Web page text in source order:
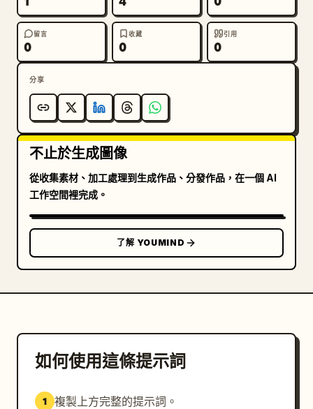
留言
0
收藏
0
引用
0
分享
不止於生成圖像
從收集素材、加工處理到生成作品、分發作品，在一個 AI
工作空間裡完成。
了解 YOUMIND
如何使用這條提示詞
1 複製上方完整的提示詞。